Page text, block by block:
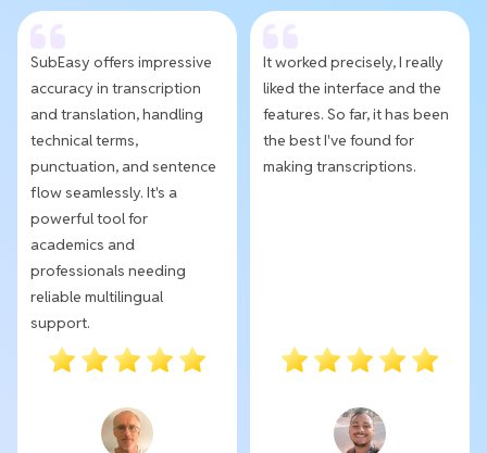
SubEasy offers impressive
accuracy in transcription
and translation, handling
technical terms,
punctuation, and sentence
flow seamlessly. It's a
powerful tool for
academics and
professionals needing
reliable multilingual
support.
It worked precisely, I really
liked the interface and the
features. So far, it has been
the best I've found for
making transcriptions.